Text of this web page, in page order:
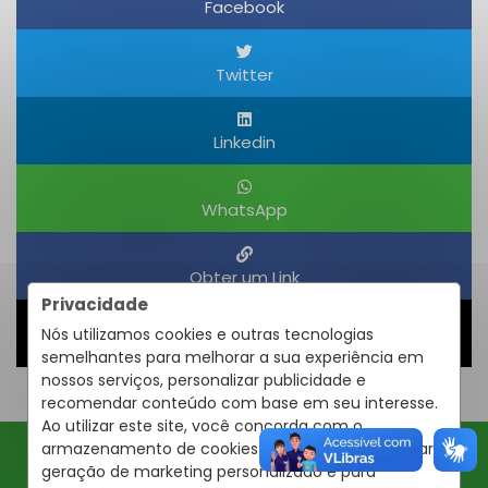
Privacidade
Nós utilizamos cookies e outras tecnologias
semelhantes para melhorar a sua experiência em
nossos serviços, personalizar publicidade e
recomendar conteúdo com base em seu interesse.
Ao utilizar este site, você concorda com o
armazenamento de cookies em seu dispositivo para
geração de marketing personalizado e para
Facebook
Twitter
Linkedin
WhatsApp
Obter um Link
Compartilhar